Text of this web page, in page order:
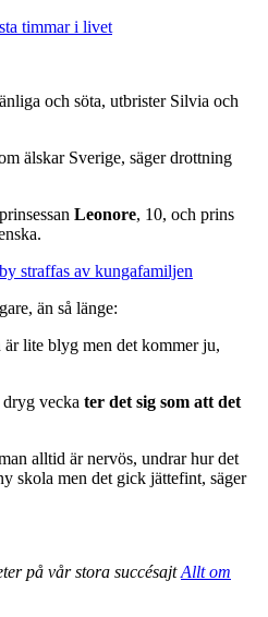
timmar i livet
och söta, utbrister Silvia och
älskar Sverige, säger drottning
Leonore, 10, och prins
straffas av kungafamiljen
än så länge:
är lite blyg men det kommer ju,
vecka ter det sig som att det
alltid är nervös, undrar hur det
skola men det gick jättefint, säger
på vår stora succésajtAllt om